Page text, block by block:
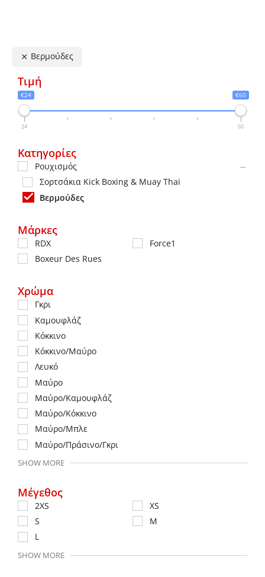
επιλεγούν
στη
να
στη
Βερμούδες
Τιμή
€24 €60
24 60
Κατηγορίες
Ρουχισμός
Σορτσάκια Kick Boxing & Muay Thai
Βερμούδες
Μάρκες
RDX
Force1
Boxeur Des Rues
Χρώμα
Γκρι
Καμουφλάζ
Κόκκινο
Κόκκινο/Μαύρο
Λευκό
Μαύρο
Μαύρο/Καμουφλάζ
Μαύρο/Κόκκινο
Μαύρο/Μπλε
Μαύρο/Πράσινο/Γκρι
SHOW MORE
Μέγεθος
2XS
XS
S
M
L
SHOW MORE